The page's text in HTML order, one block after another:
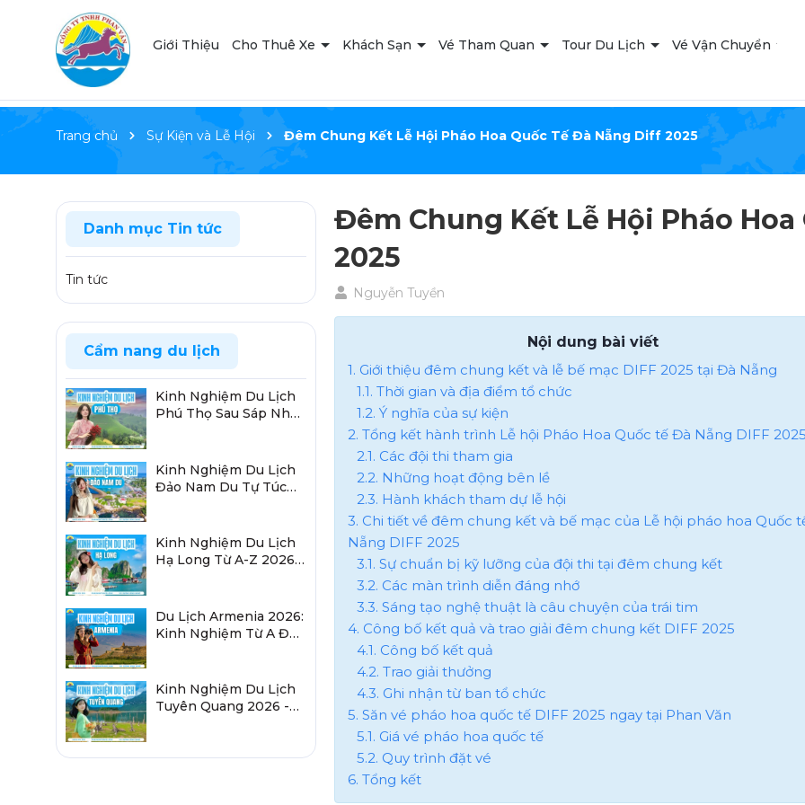
Giới Thiệu Cho Thuê Xe Khách Sạn Vé Tham Quan Tour Du Lịch Vé Vận Chuyển
Trang chủ Sự Kiện và Lễ Hội Đêm Chung Kết Lễ Hội Pháo Hoa Quốc Tế Đà Nẵng Diff 2025
Đêm Chung Kết Lễ Hội Pháo
2025
Nguyễn Tuyền
Nội dung bài viết
1. Giới thiệu đêm chung kết và lễ bế mạc DIFF 2025 tại Đà Nẵng
1.1. Thời gian và địa điểm tổ chức
1.2. Ý nghĩa của sự kiện
2. Tổng kết hành trình Lễ hội Pháo Hoa Quốc tế Đà Nẵng DIFF 2025
2.1. Các đội thi tham gia
2.2. Những hoạt động bên lề
2.3. Hành khách tham dự lễ hội
3. Chi tiết về đêm chung kết và bế mạc của Lễ hội pháo hoa Quốc
Nẵng DIFF 2025
3.1. Sự chuẩn bị kỹ lưỡng của đội thi tại đêm chung kết
3.2. Các màn trình diễn đáng nhớ
3.3. Sáng tạo nghệ thuật là câu chuyện của trái tim
4. Công bố kết quả và trao giải đêm chung kết DIFF 2025
4.1. Công bố kết quả
4.2. Trao giải thưởng
4.3. Ghi nhận từ ban tổ chức
5. Săn vé pháo hoa quốc tế DIFF 2025 ngay tại Phan Văn
5.1. Giá vé pháo hoa quốc tế
5.2. Quy trình đặt vé
6. Tổng kết
Danh mục Tin tức
Tin tức
Cẩm nang du lịch
Kinh Nghiệm Du Lịch
Phú Thọ Sau Sáp Nhập
Kinh Nghiệm Du Lịch
Đảo Nam Du Tự Túc
Kinh Nghiệm Du Lịch
Hạ Long Từ A-Z 2026:
Du Lịch Armenia 2026:
Kinh Nghiệm Từ A Đến
Kinh Nghiệm Du Lịch
Tuyên Quang 2026 -